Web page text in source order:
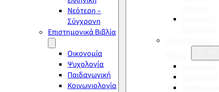
Νεότερη –
Σύγχρονη
Επιστημονικά Βιβλία
Οικονομία
Ψυχολογία
Παιδαγωγική
Κοινωνιολογία